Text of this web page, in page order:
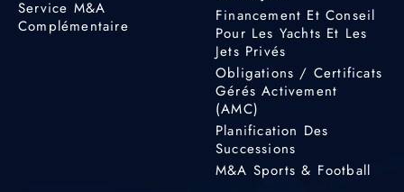
Service M&A
Complémentaire
Financement Et Conseil
Pour Les Yachts Et Les
Jets Privés
Obligations / Certificats
Gérés Activement
(AMC)
Planification Des
Successions
M&A Sports & Football